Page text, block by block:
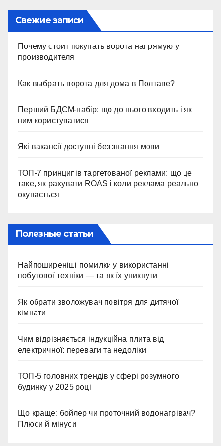
Свежие записи
Почему стоит покупать ворота напрямую у
производителя
Как выбрать ворота для дома в Полтаве?
Перший БДСМ-набір: що до нього входить і як
ним користуватися
Які вакансії доступні без знання мови
ТОП-7 принципів таргетованої реклами: що це
таке, як рахувати ROAS і коли реклама реально
окупається
Полезные статьи
Найпоширеніші помилки у використанні
побутової техніки — та як їх уникнути
Як обрати зволожувач повітря для дитячої
кімнати
Чим відрізняється індукційна плита від
електричної: переваги та недоліки
ТОП-5 головних трендів у сфері розумного
будинку у 2025 році
Що краще: бойлер чи проточний водонагрівач?
Плюси й мінуси